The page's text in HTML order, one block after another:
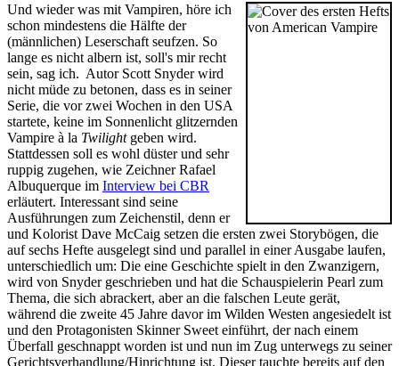
Und wieder was mit Vampiren, höre ich
schon mindestens die Hälfte der
(männlichen) Leserschaft seufzen. So
lange es nicht albern ist, soll's mir recht
sein, sag ich. Autor Scott Snyder wird
nicht müde zu betonen, dass es in seiner
Serie, die vor zwei Wochen in den USA
startete, keine im Sonnenlicht glitzernden
Vampire à la Twilight geben wird.
Stattdessen soll es wohl düster und sehr
ruppig zugehen, wie Zeichner Rafael
Albuquerque im Interview bei CBR
erläutert. Interessant sind seine
Ausführungen zum Zeichenstil, denn er
und Kolorist Dave McCaig setzen die ersten zwei Storybögen, die
auf sechs Hefte ausgelegt sind und parallel in einer Ausgabe laufen,
unterschiedlich um: Die eine Geschichte spielt in den Zwanzigern,
wird von Snyder geschrieben und hat die Schauspielerin Pearl zum
Thema, die sich abrackert, aber an die falschen Leute gerät,
während die zweite 45 Jahre davor im Wilden Westen angesiedelt ist
und den Protagonisten Skinner Sweet einführt, der nach einem
Überfall geschnappt worden ist und nun im Zug unterwegs zu seiner
Gerichtsverhandlung/Hinrichtung ist. Dieser tauchte bereits auf den